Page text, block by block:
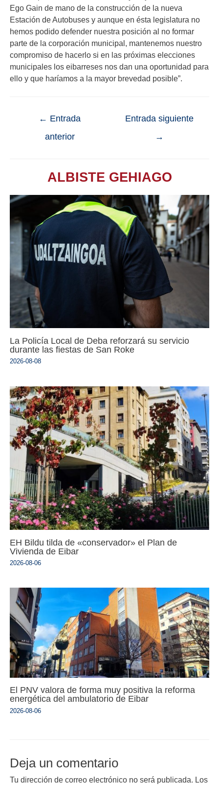
Ego Gain de mano de la construcción de la nueva
Estación de Autobuses y aunque en ésta legislatura no
hemos podido defender nuestra posición al no formar
parte de la corporación municipal, mantenemos nuestro
compromiso de hacerlo si en las próximas elecciones
municipales los eibarreses nos dan una oportunidad para
ello y que haríamos a la mayor brevedad posible”.
← Entrada
anterior
Entrada siguiente
→
ALBISTE GEHIAGO
La Policía Local de Deba reforzará su servicio
durante las fiestas de San Roke
2026-08-08
EH Bildu tilda de «conservador» el Plan de
Vivienda de Eibar
2026-08-06
El PNV valora de forma muy positiva la reforma
energética del ambulatorio de Eibar
2026-08-06
Deja un comentario
Tu dirección de correo electrónico no será publicada. Los